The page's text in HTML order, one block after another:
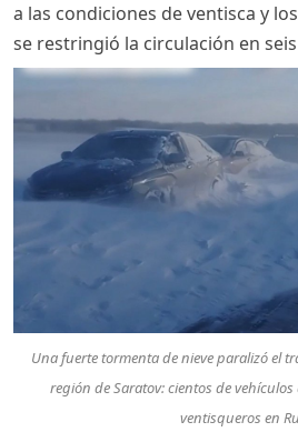
a las condiciones de ventisca y
se restringió la circulación en
Una fuerte tormenta de nieve paralizó el
región de Saratov: cientos de
ventisqueros en